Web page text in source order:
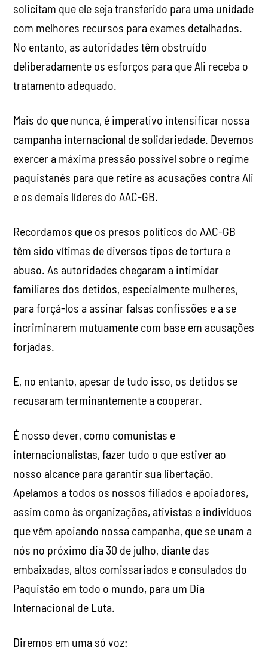
solicitam que ele seja transferido para uma unidade
com melhores recursos para exames detalhados.
No entanto, as autoridades têm obstruído
deliberadamente os esforços para que Ali receba o
tratamento adequado.
Mais do que nunca, é imperativo intensificar nossa
campanha internacional de solidariedade. Devemos
exercer a máxima pressão possível sobre o regime
paquistanês para que retire as acusações contra Ali
e os demais líderes do AAC-GB.
Recordamos que os presos políticos do AAC-GB
têm sido vítimas de diversos tipos de tortura e
abuso. As autoridades chegaram a intimidar
familiares dos detidos, especialmente mulheres,
para forçá-los a assinar falsas confissões e a se
incriminarem mutuamente com base em acusações
forjadas.
E, no entanto, apesar de tudo isso, os detidos se
recusaram terminantemente a cooperar.
É nosso dever, como comunistas e
internacionalistas, fazer tudo o que estiver ao
nosso alcance para garantir sua libertação.
Apelamos a todos os nossos filiados e apoiadores,
assim como às organizações, ativistas e indivíduos
que vêm apoiando nossa campanha, que se unam a
nós no próximo dia 30 de julho, diante das
embaixadas, altos comissariados e consulados do
Paquistão em todo o mundo, para um Dia
Internacional de Luta.
Diremos em uma só voz: